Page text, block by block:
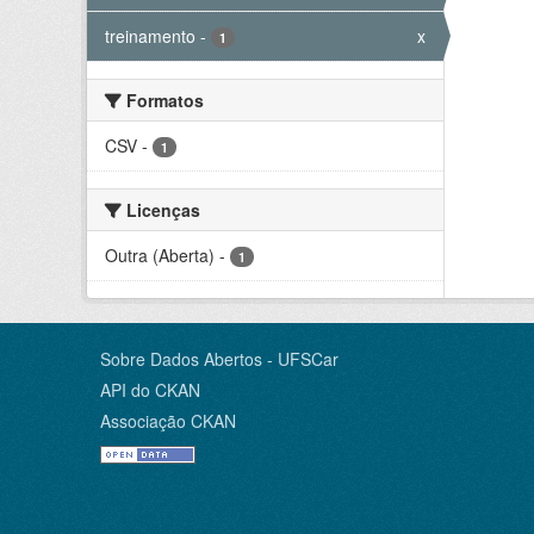
treinamento - 1 x
Formatos
CSV - 1
Licenças
Outra (Aberta) - 1
Sobre Dados Abertos - UFSCar
API do CKAN
Associação CKAN